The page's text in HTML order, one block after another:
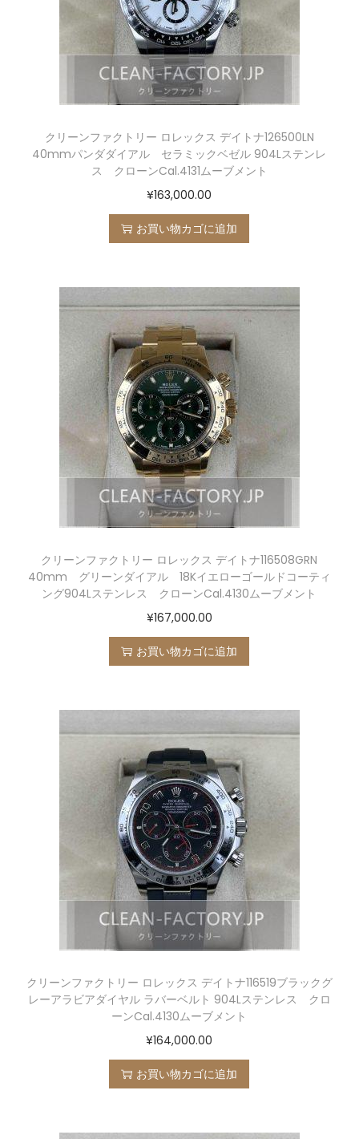
クリーンファクトリー ロレックス デイトナ126500LN
40mmパンダダイアル セラミックベゼル 904Lステンレ
ス クローンCal.4131ムーブメント
¥163,000.00
お買い物カゴに追加
クリーンファクトリー ロレックス デイトナ116508GRN
40mm グリーンダイアル 18Kイエローゴールドコーティ
ング904Lステンレス クローンCal.4130ムーブメント
¥167,000.00
お買い物カゴに追加
クリーンファクトリー ロレックス デイトナ116519ブラックグ
レーアラビアダイヤル ラバーベルト 904Lステンレス クロ
ーンCal.4130ムーブメント
¥164,000.00
お買い物カゴに追加